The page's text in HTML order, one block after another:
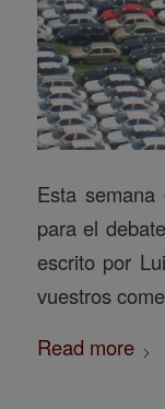
Esta
para el
escrito por
vuestros
Read more